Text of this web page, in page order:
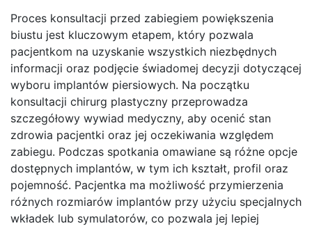
Proces konsultacji przed zabiegiem powiększenia
biustu jest kluczowym etapem, który pozwala
pacjentkom na uzyskanie wszystkich niezbędnych
informacji oraz podjęcie świadomej decyzji dotyczącej
wyboru implantów piersiowych. Na początku
konsultacji chirurg plastyczny przeprowadza
szczegółowy wywiad medyczny, aby ocenić stan
zdrowia pacjentki oraz jej oczekiwania względem
zabiegu. Podczas spotkania omawiane są różne opcje
dostępnych implantów, w tym ich kształt, profil oraz
pojemność. Pacjentka ma możliwość przymierzenia
różnych rozmiarów implantów przy użyciu specjalnych
wkładek lub symulatorów, co pozwala jej lepiej